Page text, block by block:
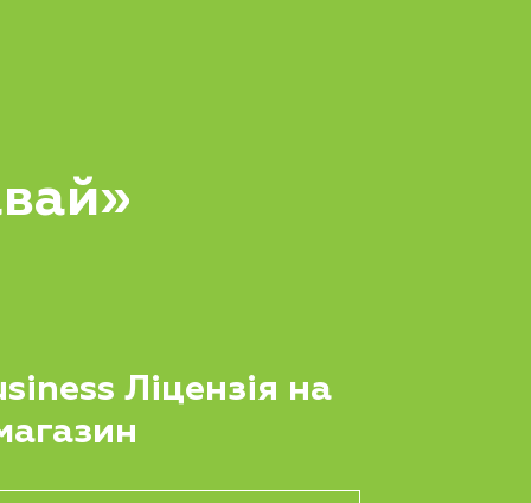
Ліцензія на